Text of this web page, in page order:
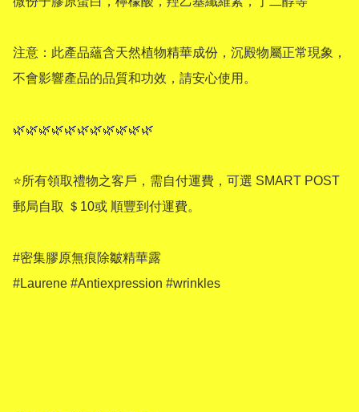
注意：此產品蘊含天然植物精華成份，沉殿物屬正常現象，
不會影響產品的品質和功效，請安心使用。
🌿🌿🌿🌿🌿🌿🌿🌿🌿🌿🌿
⭐所有領取禮物之客戶，需自付運費，可選 SMART POST
郵局自取 ＄10或 順豐到付運費。
#密集膠原無痕除皺精華露
#Laurene #Antiexpression #wrinkles